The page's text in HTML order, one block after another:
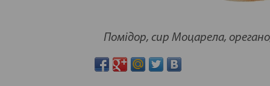
Помідор, сир Моцарела,